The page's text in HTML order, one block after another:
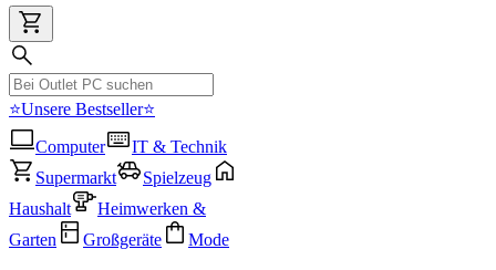
⭐Unsere Bestseller⭐
Computer
IT & Technik
Supermarkt
Spielzeug
Haushalt
Heimwerken &
Garten
Großgeräte Mode